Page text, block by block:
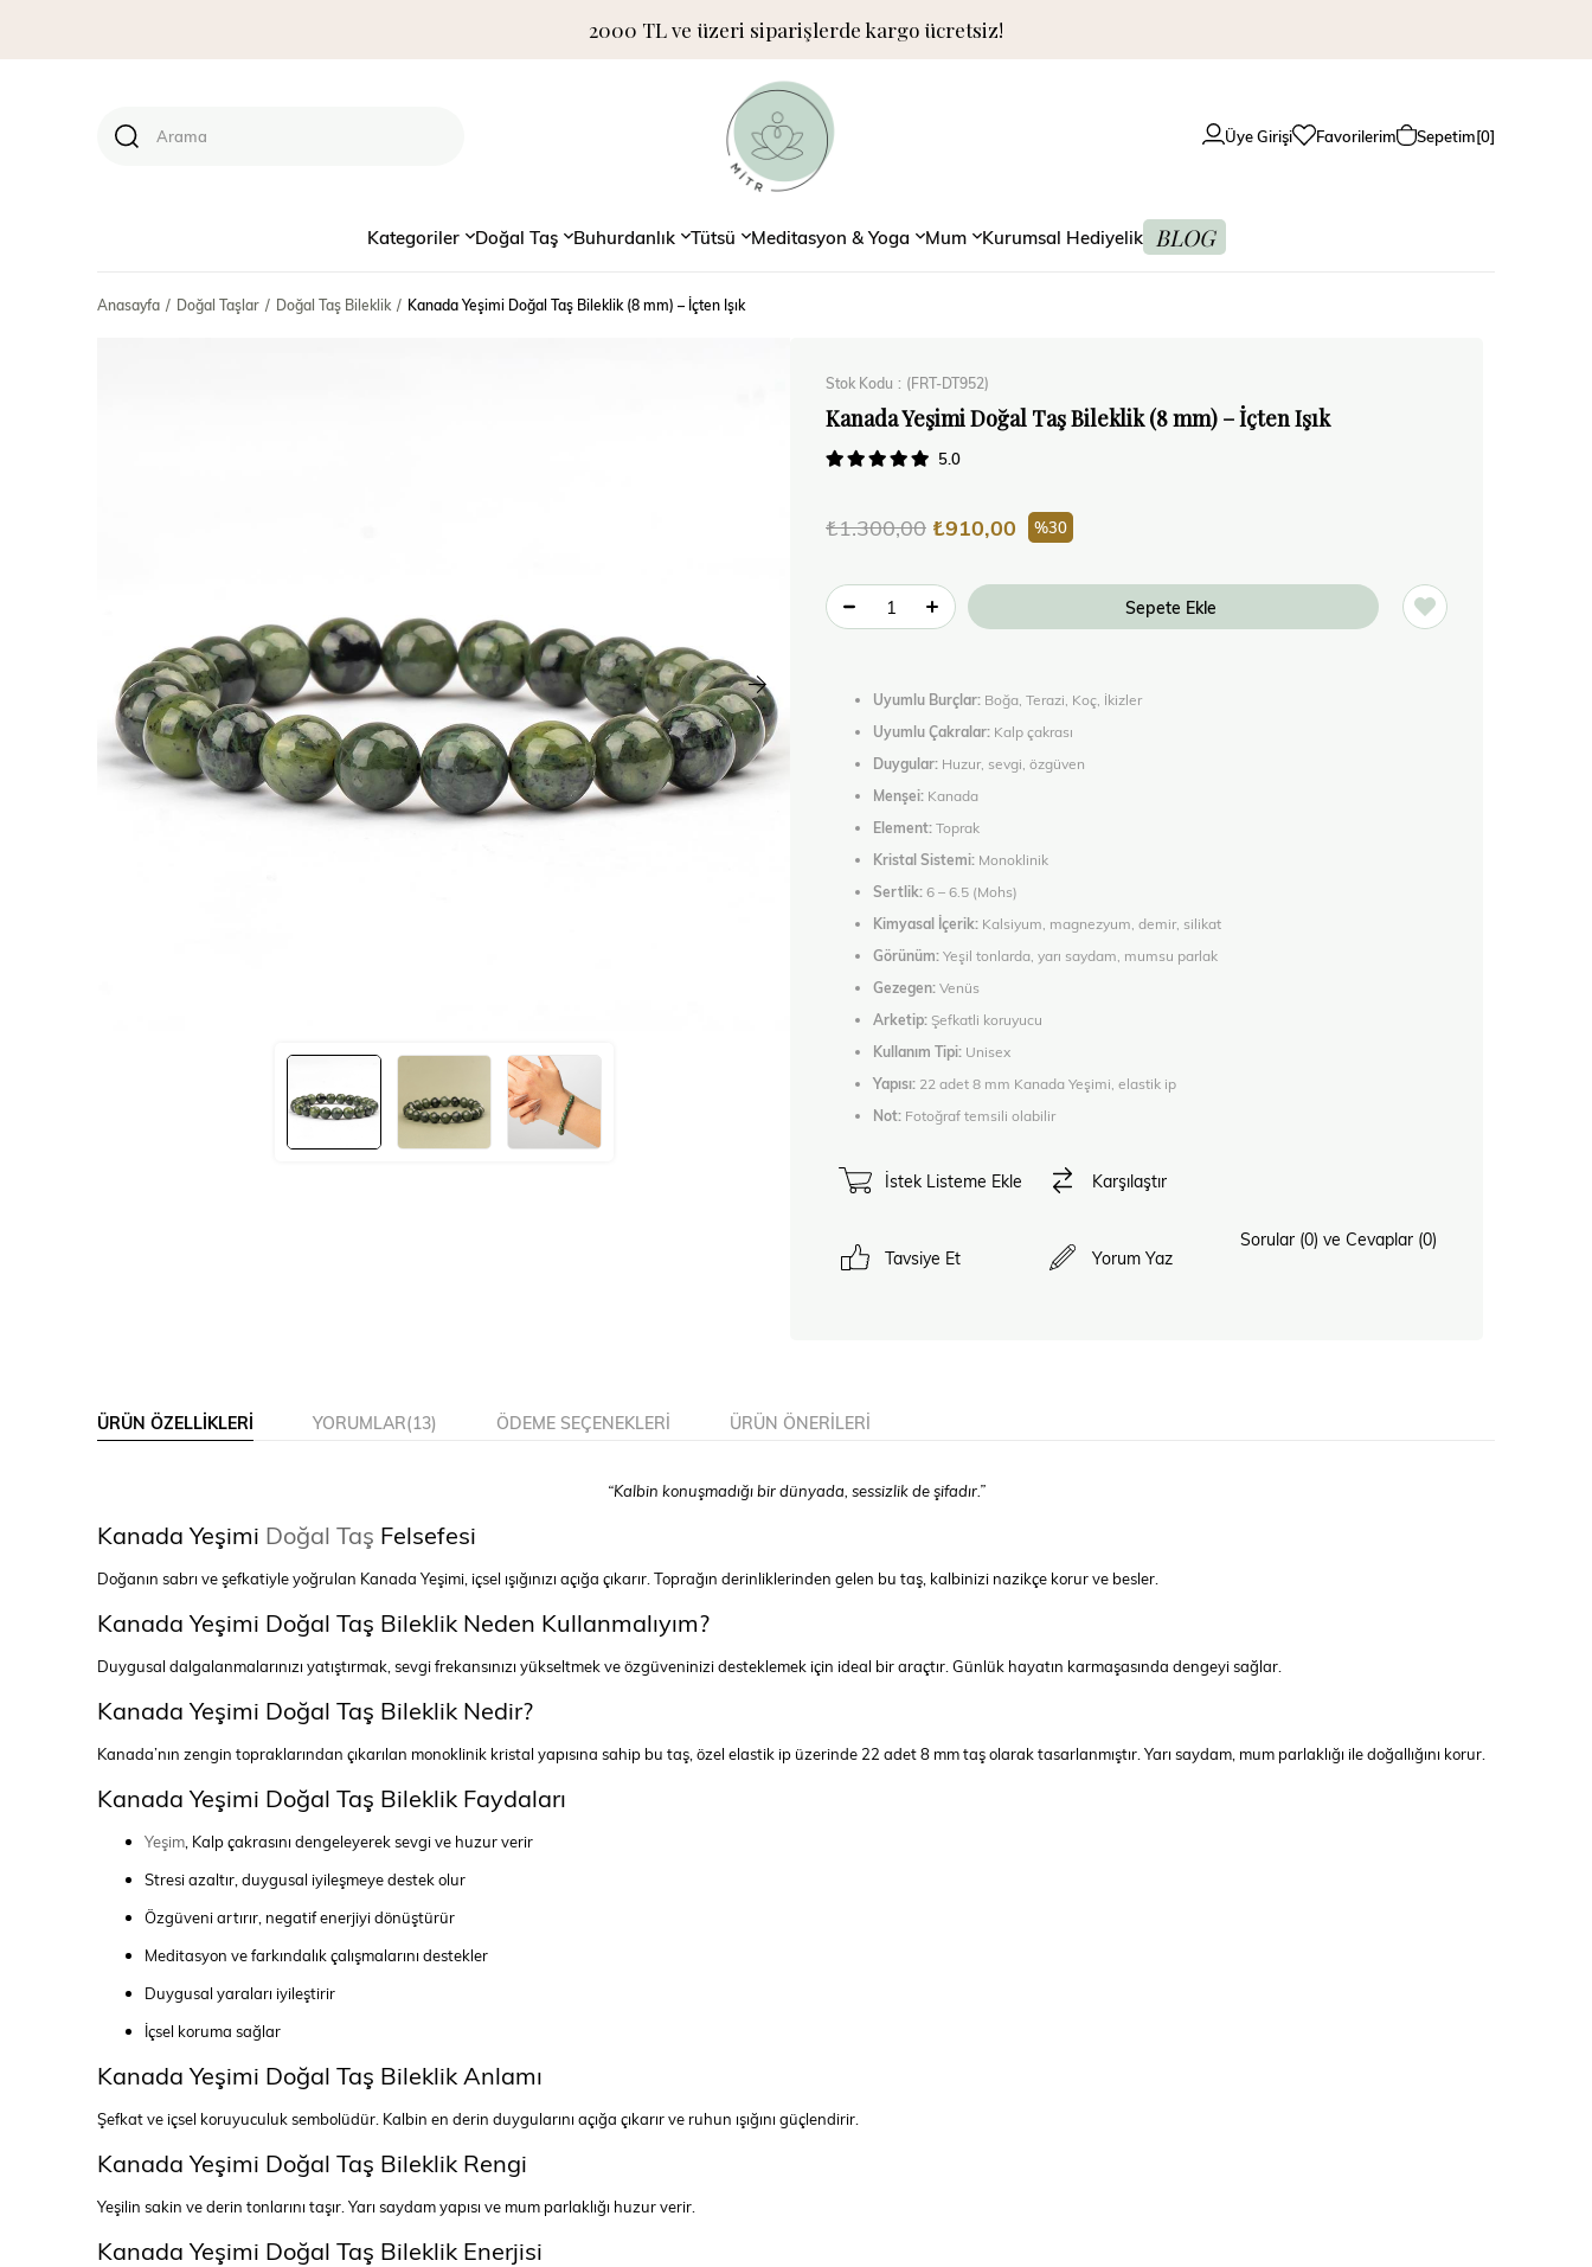
2000 TL ve üzeri siparişlerde kargo ücretsiz!
Üye Girişi Favorilerim Sepetim 0
Kategoriler Doğal Taş Buhurdanlık Tütsü Meditasyon & Yoga Mum Kurumsal Hediyelik BLOG
Anasayfa Doğal Taşlar Doğal Taş Bileklik Kanada Yeşimi Doğal Taş Bileklik (8 mm) – İçten Işık
Stok Kodu (FRT-DT952)
Kanada Yeşimi Doğal Taş Bileklik (8 mm) – İçten Işık
5.0
₺1.300,00 ₺910,00 30
Uyumlu Burçlar: Boğa, Terazi, Koç, İkizler
Uyumlu Çakralar: Kalp çakrası
Duygular: Huzur, sevgi, özgüven
Menşei: Kanada
Element:Toprak
Kristal Sistemi: Monoklinik
Sertlik:6 – 6.5 (Mohs)
Kimyasal İçerik: Kalsiyum, magnezyum, demir, silikat
Görünüm:Yeşil tonlarda, yarı saydam, mumsu parlak
Gezegen:Venüs
Arketip: Şefkatli koruyucu
Kullanım Tipi: Unisex
Yapısı: 22 adet 8 mm Kanada Yeşimi, elastik ip
Not: Fotoğraf temsili olabilir
İstek Listeme Ekle Karşılaştır
Tavsiye Et Yorum Yaz
Sorular (0) ve Cevaplar (0)
ÜRÜN ÖZELLIKLERI YORUMLAR(13) ÖDEME SEÇENEKLERI ÜRÜN ÖNERILERI
“Kalbin konuşmadığı bir dünyada, sessizlik de şifadır.”
Kanada Yeşimi Doğal Taş Felsefesi
Doğanın sabrı ve şefkatiyle yoğrulan Kanada Yeşimi, içsel ışığınızı açığa çıkarır. Toprağın derinliklerinden gelen bu taş, kalbinizi nazikçe korur ve besler.
Kanada Yeşimi Doğal Taş Bileklik Neden Kullanmalıyım?
Duygusal dalgalanmalarınızı yatıştırmak, sevgi frekansınızı yükseltmek ve özgüveninizi desteklemek için ideal bir araçtır. Günlük hayatın karmaşasında dengeyi sağlar.
Kanada Yeşimi Doğal Taş Bileklik Nedir?
Kanada’nın zengin topraklarından çıkarılan monoklinik kristal yapısına sahip bu taş, özel elastik ip üzerinde 22 adet 8 mm taş olarak tasarlanmıştır. Yarı saydam, mum parlaklığı ile doğallığını korur.
Kanada Yeşimi Doğal Taş Bileklik Faydaları
Yeşim, Kalp çakrasını dengeleyerek sevgi ve huzur verir
Stresi azaltır, duygusal iyileşmeye destek olur
Özgüveni artırır, negatif enerjiyi dönüştürür
Meditasyon ve farkındalık çalışmalarını destekler
Duygusal yaraları iyileştirir
İçsel koruma sağlar
Kanada Yeşimi Doğal Taş Bileklik Anlamı
Şefkat ve içsel koruyuculuk sembolüdür. Kalbin en derin duygularını açığa çıkarır ve ruhun ışığını güçlendirir.
Kanada Yeşimi Doğal Taş Bileklik Rengi
Yeşilin sakin ve derin tonlarını taşır. Yarı saydam yapısı ve mum parlaklığı huzur verir.
Kanada Yeşimi Doğal Taş Bileklik Enerjisi